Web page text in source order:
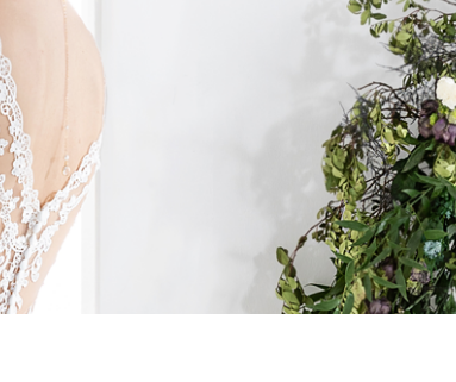
in Eindhoven. Drie bruidsmodezaken met in